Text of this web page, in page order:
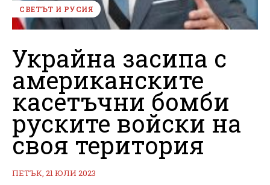
СВЕТЪТ И РУСИЯ
Украйна засипа с
американските
касетъчни бомби
руските войски на
своя територия
ПЕТЪК, 21 ЮЛИ 2023